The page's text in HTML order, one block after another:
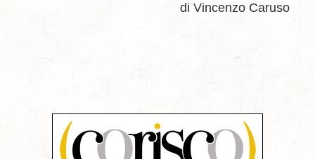
di Vincenzo Caruso